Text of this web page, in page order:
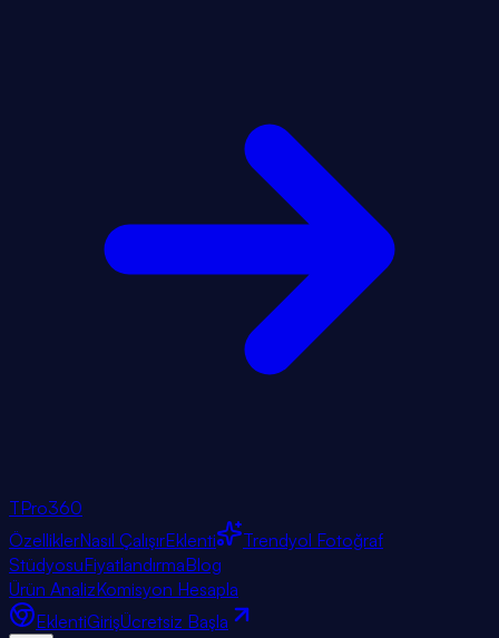
TPro360
ÖzelliklerNasıl ÇalışırEklenti
Trendyol Fotoğraf
StüdyosuFiyatlandırmaBlog
Ürün AnalizKomisyon Hesapla
EklentiGirişÜcretsiz Başla